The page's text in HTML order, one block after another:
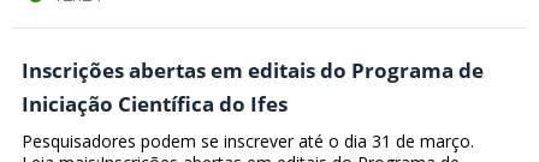
Inscrições abertas em editais do Programa de
Iniciação Científica do Ifes
Pesquisadores podem se inscrever até o dia 31 de março.